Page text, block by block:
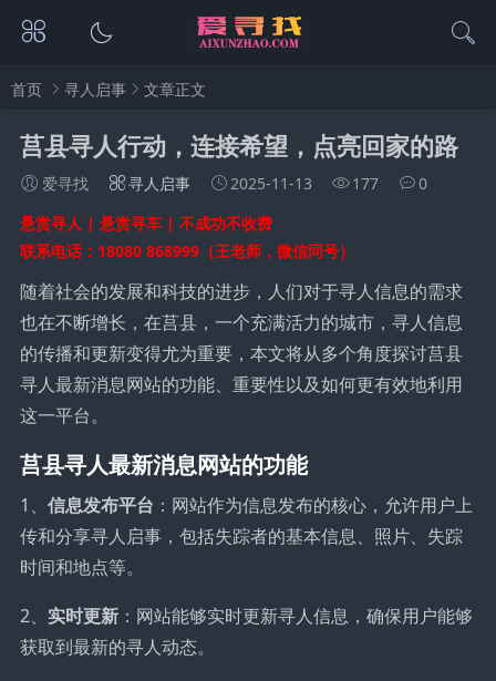
首页 寻人启事 文章正文
莒县寻人行动，连接希望，点亮回家的路
爱寻找 寻人启事 2025-11-13 177
0
悬赏寻人 | 悬赏寻车 | 不成功不收费
联系电话：18080 868999（王老师，微信同号）
随着社会的发展和科技的进步，人们对于寻人信息的需求
也在不断增长，在莒县，一个充满活力的城市，寻人信息
的传播和更新变得尤为重要，本文将从多个角度探讨莒县
寻人最新消息网站的功能、重要性以及如何更有效地利用
这一平台。
莒县寻人最新消息网站的功能
1、 信息发布平台 ：网站作为信息发布的核心，允许用户上
传和分享寻人启事，包括失踪者的基本信息、照片、失踪
时间和地点等。
2、 实时更新：网站能够实时更新寻人信息，确保用户能够
获取到最新的寻人动态。